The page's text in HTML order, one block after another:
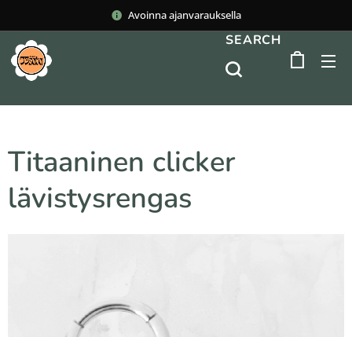
Avoinna ajanvarauksella
SEARCH
Titaaninen clicker
lävistysrengas